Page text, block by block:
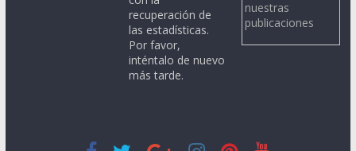
recuperación de
las estadísticas.
Por favor,
inténtalo de nuevo
más tarde.
nuestras
publicaciones